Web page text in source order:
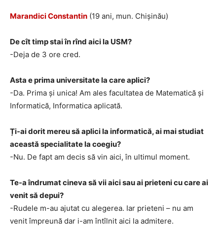
Marandici Constantin (19 ani, mun. Chișinău)
De cît timp stai în rînd aici la USM?
-Deja de 3 ore cred.
Asta e prima universitate la care aplici?
-Da. Prima și unica! Am ales facultatea de Matematică și
Informatică, Informatica aplicată.
Ți-ai dorit mereu să aplici la informatică, ai mai studiat
această specialitate la coegiu?
-Nu. De fapt am decis să vin aici, în ultimul moment.
Te-a îndrumat cineva să vii aici sau ai prieteni cu care ai
venit să depui?
-Rudele m-au ajutat cu alegerea. Iar prieteni – nu am
venit împreună dar i-am întîlnit aici la admitere.